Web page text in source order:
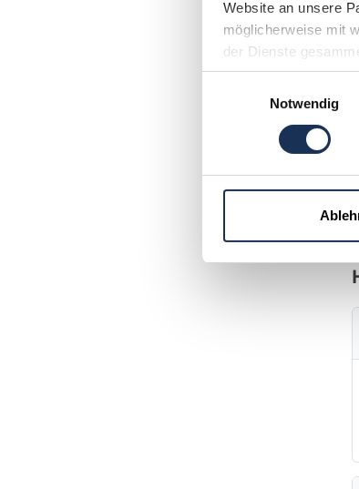
Website an unsere
möglicherweise mit
der Dienste
Notwendig